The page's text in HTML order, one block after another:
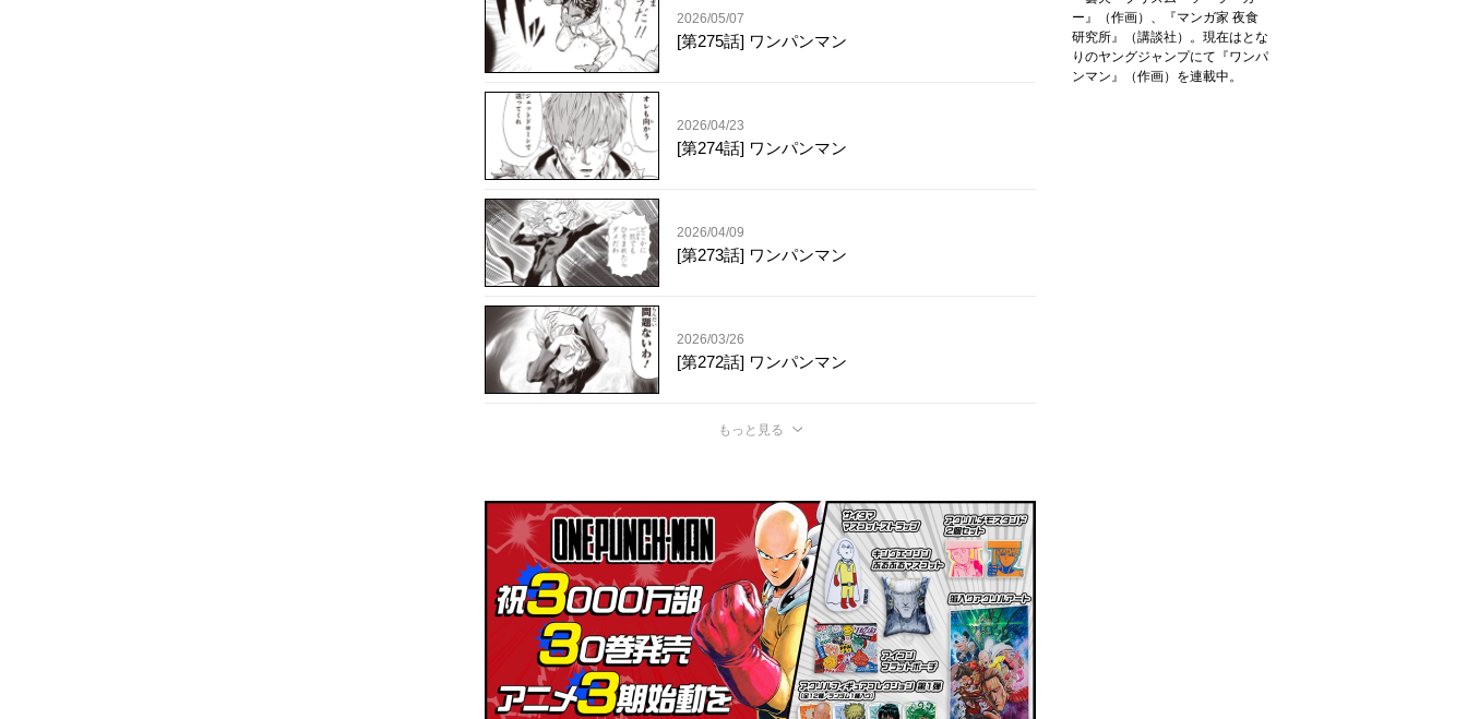
2026/05/07
[第275話] ワンパンマン
2026/04/23
[第274話] ワンパンマン
2026/04/09
[第273話] ワンパンマン
2026/03/26
[第272話] ワンパンマン
もっと見る
ー』（作画）、『マンガ家 夜食
研究所』（講談社）。現在はとな
りのヤングジャンプにて『ワンパ
ンマン』（作画）を連載中。